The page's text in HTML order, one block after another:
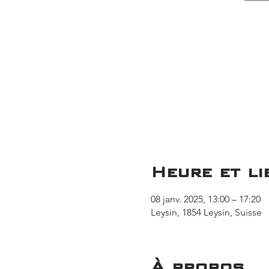
Heure et
08 janv. 2025, 13:00 – 17:20
Leysin, 1854 Leysin, Suisse